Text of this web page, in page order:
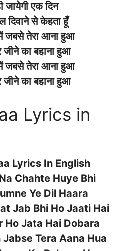
जायेगी एक दिन
दिवाने से केहता हूँ
में जबसे तेरा आना हुआ
जीने का बहाना हुआ
में जबसे तेरा आना हुआ
जीने का बहाना हुआ
Lyrics in
Lyrics In English
Chahte Huye Bhi
Ye Dil Haara
Jab Bhi Ho Jaati Hai
Ho Jata Hai Dobara
Tera Aana Hua